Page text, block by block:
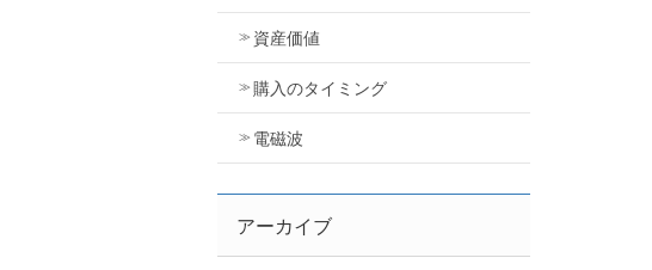
資産価値
購入のタイミング
電磁波
アーカイブ